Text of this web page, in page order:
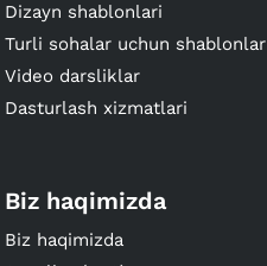
Dizayn shablonlari
Turli sohalar uchun shablonlar
Video darsliklar
Dasturlash xizmatlari
Biz haqimizda
Biz haqimizda